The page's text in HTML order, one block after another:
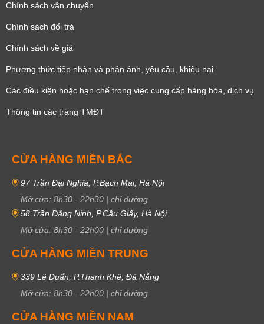
Chính sách vận chuyển
Chính sách đổi trả
Chính sách về giá
Phương thức tiếp nhận và phản ánh, yêu cầu, khiêu nại
Các điều kiện hoặc hạn chế trong việc cung cấp hàng hóa, dịch vụ
Thông tin các trang TMĐT
CỬA HÀNG MIỀN BẮC
97 Trần Đại Nghĩa, P.Bạch Mai, Hà Nội
Mở cửa: 8h30 - 22h30 | chỉ đường
58 Trần Đăng Ninh, P.Cầu Giấy, Hà Nội
Mở cửa: 8h30 - 22h00 | chỉ đường
CỬA HÀNG MIỀN TRUNG
339 Lê Duẩn, P.Thanh Khê, Đà Nẵng
Mở cửa: 8h30 - 22h00 | chỉ đường
CỬA HÀNG MIỀN NAM